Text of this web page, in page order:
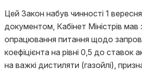
Цей Закон набув чинності 1
документом, Кабінет Міністрів мав
опрацювання питання щодо
коефіцієнта на рівні 0,5 до ставок
на важкі дистиляти (газойлі),